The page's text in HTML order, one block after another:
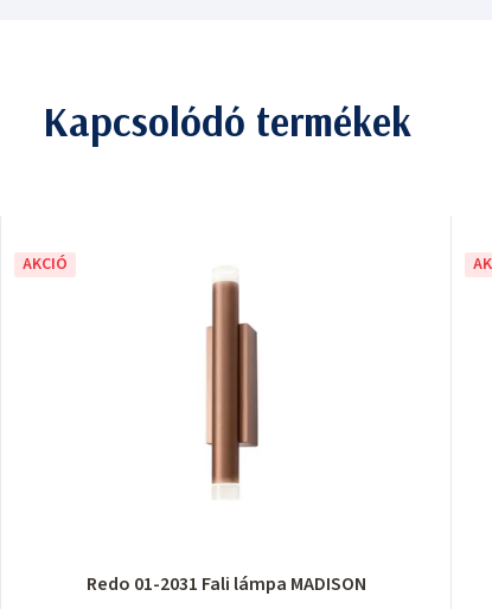
Kapcsolódó termékek
AKCIÓ
Redo 01-2031 Fali lámpa MADISON